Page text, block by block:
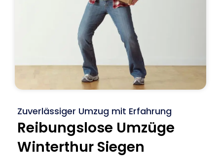
Zuverlässiger Umzug mit Erfahrung
Reibungslose Umzüge
Winterthur Siegen